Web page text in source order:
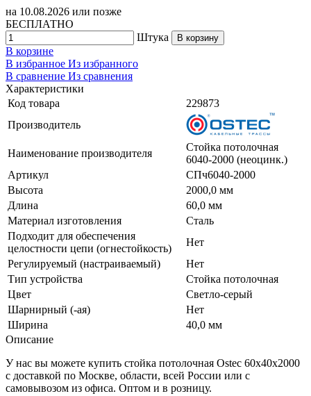
на 10.08.2026 или позже
БЕСПЛАТНО
Штука
В корзину
В корзине
В избранное Из избранного
В сравнение Из сравнения
Характеристики
Код товара
229873
Производитель
Наименование производителя
Стойка потолочная
6040-2000 (неоцинк.)
Артикул
СПч6040-2000
Высота
2000,0 мм
Длина
60,0 мм
Материал изготовления
Сталь
Подходит для обеспечения
целостности цепи (огнестойкость)
Нет
Регулируемый (настраиваемый)
Нет
Тип устройства
Стойка потолочная
Цвет
Светло-серый
Шарнирный (-ая)
Нет
Ширина
40,0 мм
Описание
У нас вы можете купить стойка потолочная Ostec 60х40х2000
с доставкой по Москве, области, всей России или с
самовывозом из офиса. Оптом и в розницу.